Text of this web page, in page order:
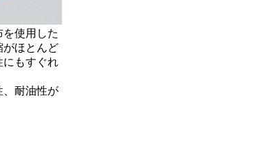
使用した
がほとんど
にもすぐれ
、耐油性が